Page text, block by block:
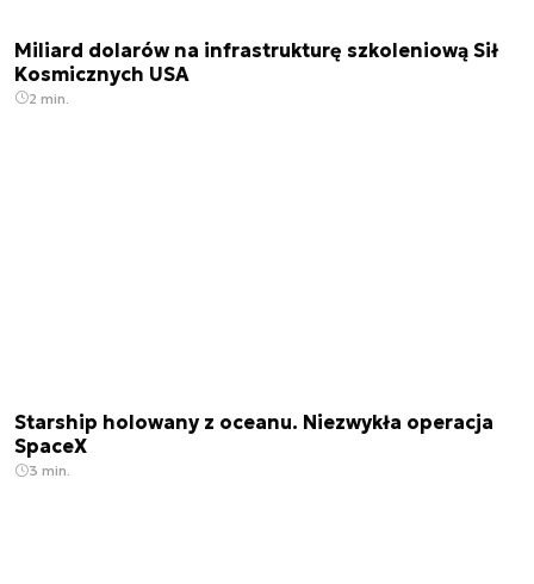
Miliard dolarów na infrastrukturę szkoleniową Sił
Kosmicznych USA
2 min.
Starship holowany z oceanu. Niezwykła operacja
SpaceX
3 min.